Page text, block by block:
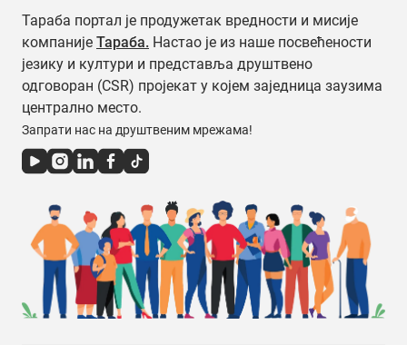
Тараба портал је продужетак вредности и мисије
компаније Тараба. Настао је из наше посвећености
језику и култури и представља друштвено
одговоран (CSR) пројекат у којем заједница заузима
централно место.
Запрати нас на друштвеним мрежама!